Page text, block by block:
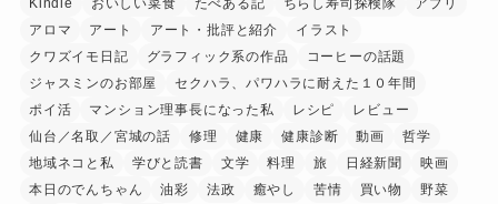
Kindle
おいしい菜食 たべある記 ちらし寿司探検隊
アプリ
アロマ
アート アート・批評と紹介
イラスト
クワズイモ日記
グラフィック系の作品
コーヒーの話題
ジャスミンのお部屋
セクハラ、パワハラに耐えた１０年間
ポイ活
マンション理事長になった私 レシピ
レビュー
仙台／名取／宮城の話
修理 健康 健康診断 動画
哲学
地域ネコと私
学びと読書 文学 料理 旅 日経新聞
映画
本日のでんちゃん
油彩 法政 癒やし 苦情 買い物
野菜